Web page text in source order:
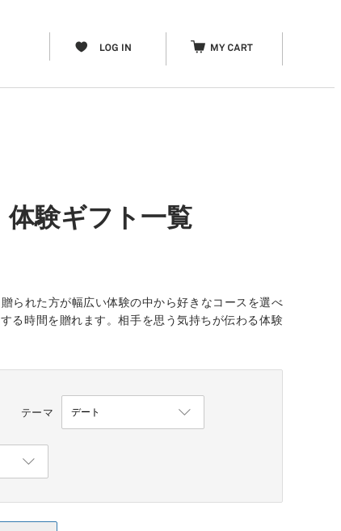
験ギフト一覧
られた方が幅広い体験の中から好きなコースを選べ
る時間を贈れます。相手を思う気持ちが伝わる体験
テーマ